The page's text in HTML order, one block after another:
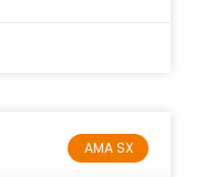
AMA SX